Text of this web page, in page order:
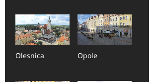
Olesnica Opole